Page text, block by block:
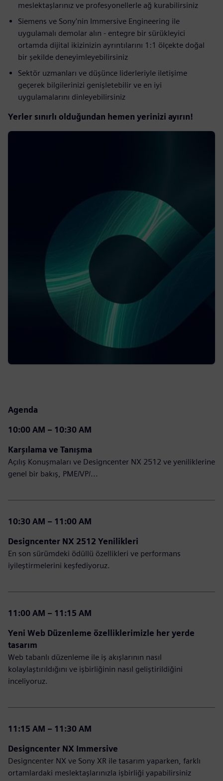
meslektaşlarınız ve profesyonellerle ağ kurabilirsiniz
Siemens ve Sony'nin Immersive Engineering ile
uygulamalı demolar alın - entegre bir sürükleyici
ortamda dijital ikizinizin ayrıntılarını 1:1 ölçekte doğal
bir şekilde deneyimleyebilirsiniz
Sektör uzmanları ve düşünce liderleriyle iletişime
geçerek bilgilerinizi genişletebilir ve en iyi
uygulamalarını dinleyebilirsiniz
Yerler sınırlı olduğundan hemen yerinizi ayırın!
Agenda
10:00 AM – 10:30 AM
Karşılama ve Tanışma
Açılış Konuşmaları ve Designcenter NX 2512 ve yeniliklerine
genel bir bakış, PME/VP/...
10:30 AM – 11:00 AM
Designcenter NX 2512 Yenilikleri
En son sürümdeki ödüllü özellikleri ve performans
iyileştirmelerini keşfediyoruz.
11:00 AM – 11:15 AM
Yeni Web Düzenleme özelliklerimizle her yerde
tasarım
Web tabanlı düzenleme ile iş akışlarının nasıl
kolaylaştırıldığını ve işbirliğinin nasıl geliştirildiğini
inceliyoruz.
11:15 AM – 11:30 AM
Designcenter NX Immersive
Designcenter NX ve Sony XR ile tasarım yaparken, farklı
ortamlardaki meslektaşlarınızla işbirliği yapabilirsiniz